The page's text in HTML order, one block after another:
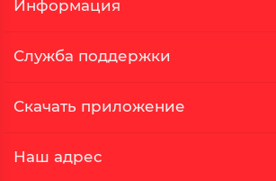
Информация
Служба поддержки
Скачать приложение
Наш адрес